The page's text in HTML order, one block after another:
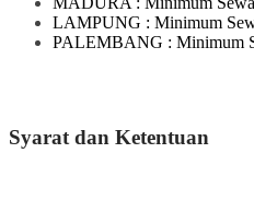
LAMPUNG : Minimum
PALEMBANG : Minimum
Syarat dan Ketentuan